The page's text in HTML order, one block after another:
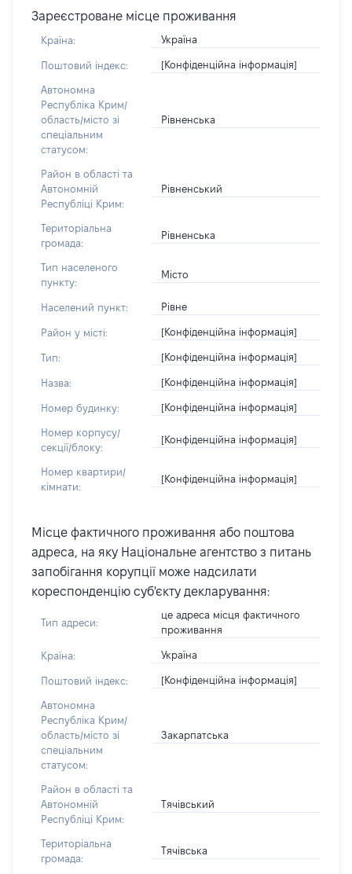
Зареєстроване місце проживання
Країна: Україна
Поштовий індекс: [Конфіденційна інформація]
Автономна
Республіка Крим/
область/місто зі
спеціальним
статусом:
Рівненська
Район в області та
Автономній
Республіці Крим:
Рівненський
Територіальна
громада:
Рівненська
Тип населеного
пункту:
Місто
Населений пункт: Рівне
Район у місті: [Конфіденційна інформація]
Тип: [Конфіденційна інформація]
Назва: [Конфіденційна інформація]
Номер будинку: [Конфіденційна інформація]
Номер корпусу/
секції/блоку:
[Конфіденційна інформація]
Номер квартири/
кімнати:
[Конфіденційна інформація]
Місце фактичного проживання або поштова
адреса, на яку Національне агентство з питань
запобігання корупції може надсилати
кореспонденцію суб'єкту декларування:
Тип адреси:
це адреса місця фактичного
проживання
Країна: Україна
Поштовий індекс: [Конфіденційна інформація]
Автономна
Республіка Крим/
область/місто зі
спеціальним
статусом:
Закарпатська
Район в області та
Автономній
Республіці Крим:
Тячівський
Територіальна
громада:
Тячівська